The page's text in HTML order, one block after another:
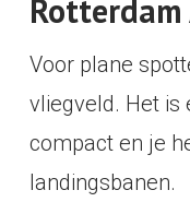
Voor plane
vliegveld. Het is
compact en je
landingsbanen.